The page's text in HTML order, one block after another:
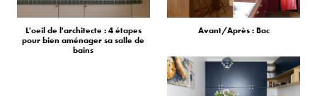
L'oeil de l'architecte : 4 étapes
pour bien aménager sa salle de
bains
Avant/Après : Bac